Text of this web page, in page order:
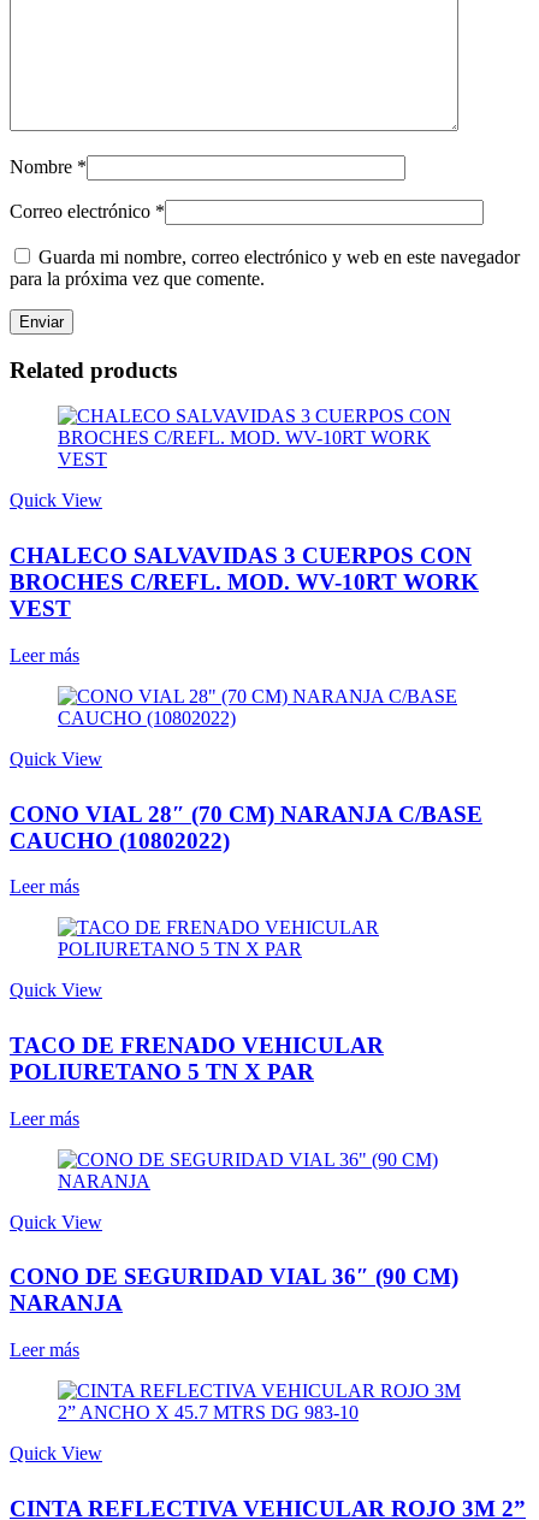
Nombre *
Correo electrónico *
Guarda mi nombre, correo electrónico y web en este navegador
para la próxima vez que comente.
Related products
Quick View
CHALECO SALVAVIDAS 3 CUERPOS CON
BROCHES C/REFL. MOD. WV-10RT WORK
VEST
Leer más
Quick View
CONO VIAL 28″ (70 CM) NARANJA C/BASE
CAUCHO (10802022)
Leer más
Quick View
TACO DE FRENADO VEHICULAR
POLIURETANO 5 TN X PAR
Leer más
Quick View
CONO DE SEGURIDAD VIAL 36″ (90 CM)
NARANJA
Leer más
Quick View
CINTA REFLECTIVA VEHICULAR ROJO 3M 2”